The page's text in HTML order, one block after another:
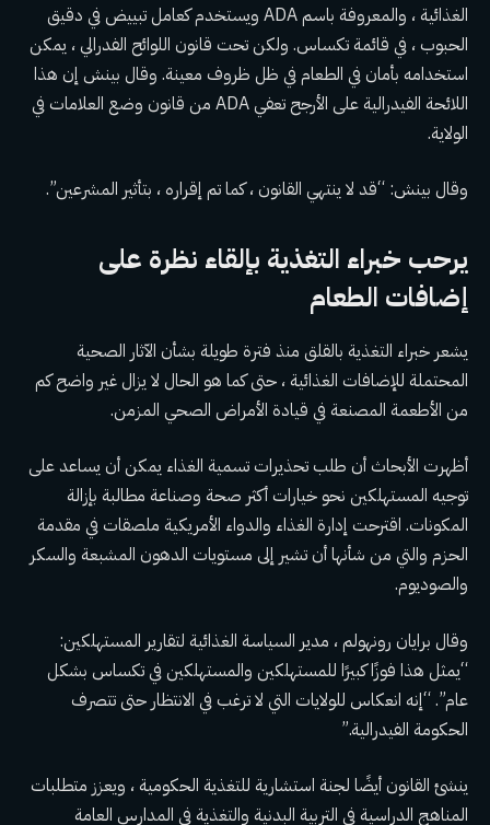
الغذائية ، والمعروفة باسم ADA ويستخدم كعامل تبييض في دقيق
الحبوب ، في قائمة تكساس. ولكن تحت قانون اللوائح الفدرالي ، يمكن
استخدامه بأمان في الطعام في ظل ظروف معينة. وقال بينش إن هذا
اللائحة الفيدرالية على الأرجح تعفي ADA من قانون وضع العلامات في
الولاية.
وقال بينش: “قد لا ينتهي القانون ، كما تم إقراره ، بتأثير المشرعين”.
يرحب خبراء التغذية بإلقاء نظرة على
إضافات الطعام
يشعر خبراء التغذية بالقلق منذ فترة طويلة بشأن الآثار الصحية
المحتملة للإضافات الغذائية ، حتى كما هو الحال لا يزال غير واضحكم
من الأطعمة المصنعة في قيادة الأمراض الصحي المزمن.
أظهرت الأبحاث أن طلب تحذيرات تسمية الغذاء يمكن أن يساعد على
توجيه المستهلكين نحو خيارات أكثر صحة وصناعة مطالبة بإزالة
المكونات. اقترحت إدارة الغذاء والدواء الأمريكية ملصقات في مقدمة
الحزم والتي من شأنها أن تشير إلى مستويات الدهون المشبعة والسكر
والصوديوم.
وقال برايان رونهولم ، مدير السياسة الغذائية لتقارير المستهلكين:
“يمثل هذا فوزًا كبيرًا للمستهلكين والمستهلكين في تكساس بشكل
عام”. “إنه انعكاس للولايات التي لا ترغب في الانتظار حتى تتصرف
الحكومة الفيدرالية.”
ينشئ القانون أيضًا لجنة استشارية للتغذية الحكومية ، ويعزز متطلبات
المناهج الدراسية في التربية البدنية والتغذية في المدارس العامة